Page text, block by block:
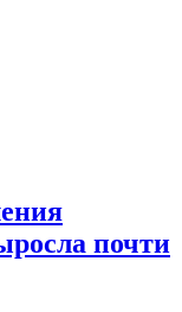
почти